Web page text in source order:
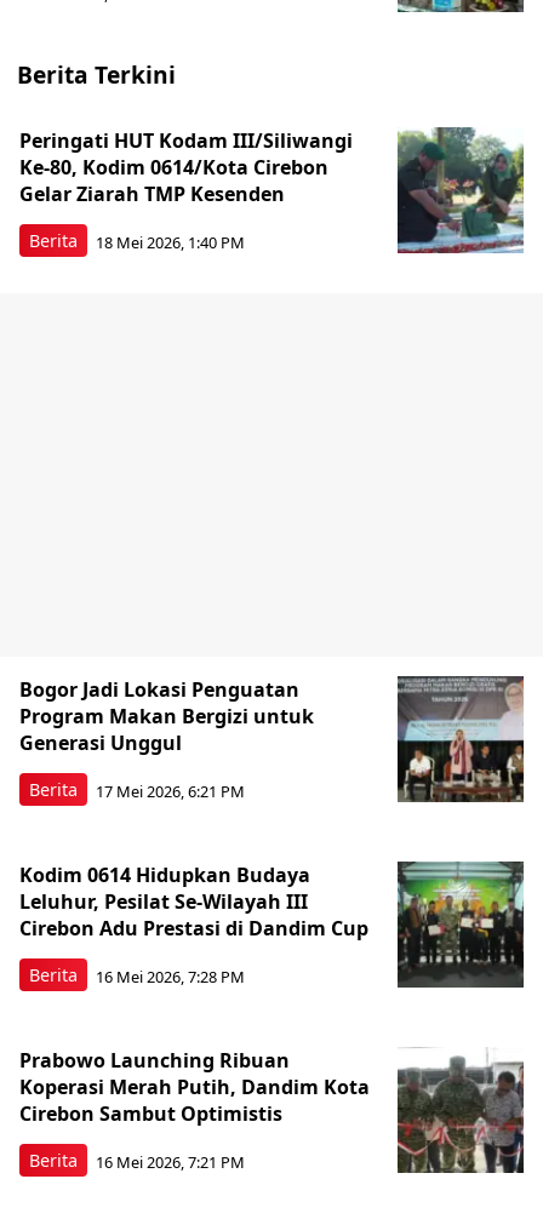
Berita Terkini
Berita
Peringati HUT Kodam III/Siliwangi
Ke-80, Kodim 0614/Kota Cirebon
Gelar Ziarah TMP Kesenden
18 Mei 2026, 1:40 PM
Berita
Bogor Jadi Lokasi Penguatan
Program Makan Bergizi untuk
Generasi Unggul
17 Mei 2026, 6:21 PM
Berita
Kodim 0614 Hidupkan Budaya
Leluhur, Pesilat Se-Wilayah III
Cirebon Adu Prestasi di Dandim Cup
16 Mei 2026, 7:28 PM
Berita
Prabowo Launching Ribuan
Koperasi Merah Putih, Dandim Kota
Cirebon Sambut Optimistis
16 Mei 2026, 7:21 PM